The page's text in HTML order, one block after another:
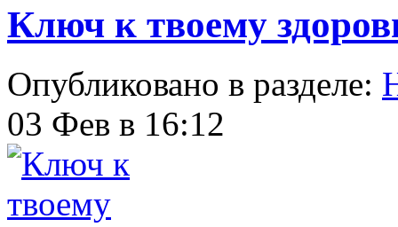
Ключ к твоему
Опубликовано в разделе:
03 Фев в 16:12